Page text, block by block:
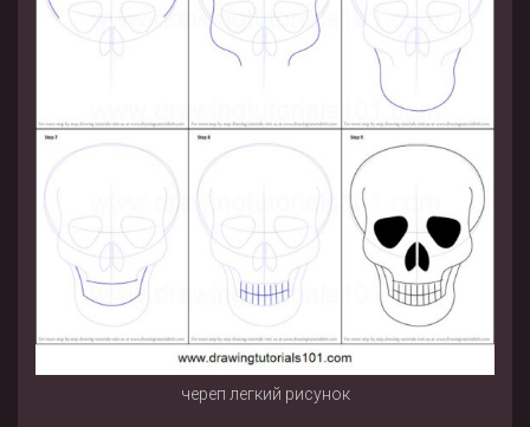
череп легкий рисунок